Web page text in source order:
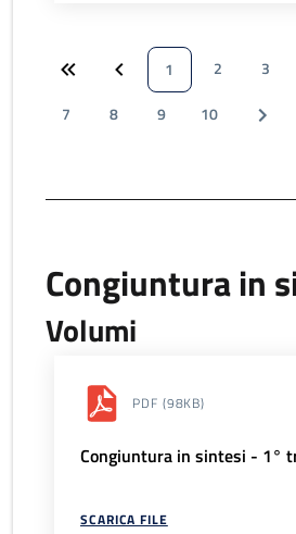
1 2 3
7
8 9 10
Congiuntura in
Volumi
PDF (98KB)
Congiuntura in sintesi - 1°
SCARICA FILE